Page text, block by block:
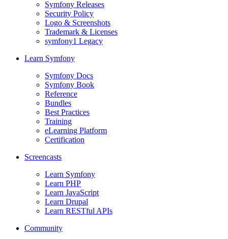
Symfony Releases
Security Policy
Logo & Screenshots
Trademark & Licenses
symfony1 Legacy
Learn Symfony
Symfony Docs
Symfony Book
Reference
Bundles
Best Practices
Training
eLearning Platform
Certification
Screencasts
Learn Symfony
Learn PHP
Learn JavaScript
Learn Drupal
Learn RESTful APIs
Community